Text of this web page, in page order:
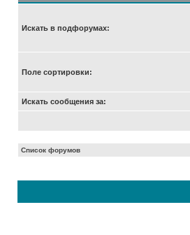
Искать в подфорумах:
Поле сортировки:
Искать сообщения за:
Список форумов